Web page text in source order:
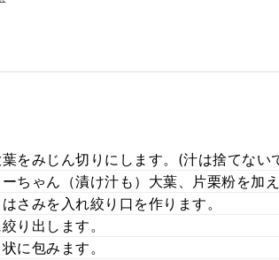
をみじん切りにします。(汁は捨てない
ちゃん（漬け汁も）大葉、片栗粉を加
さみを入れ絞り口を作ります。
り出します。
に包みます。